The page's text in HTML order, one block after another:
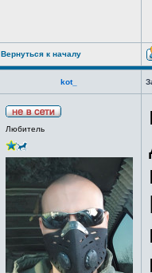
Вернуться к началу
kot_
Любитель